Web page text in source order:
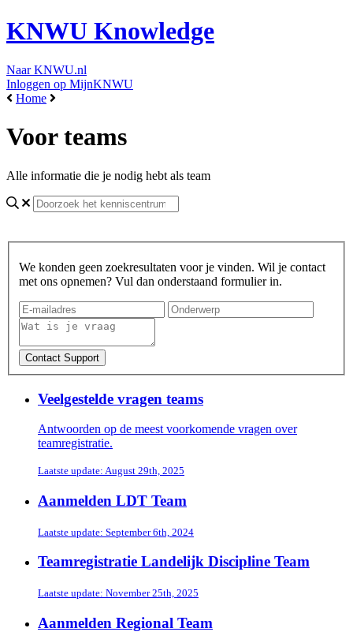
KNWU Knowledge
Naar KNWU.nl
Inloggen op MijnKNWU
Home
Voor teams
Alle informatie die je nodig hebt als team
We konden geen zoekresultaten voor je vinden. Wil je contact
met ons opnemen? Vul dan onderstaand formulier in.
Veelgestelde vragen teams
Antwoorden op de meest voorkomende vragen over
teamregistratie.
Laatste update: August 29th, 2025
Aanmelden LDT Team
Laatste update: September 6th, 2024
Teamregistratie Landelijk Discipline Team
Laatste update: November 25th, 2025
Aanmelden Regional Team